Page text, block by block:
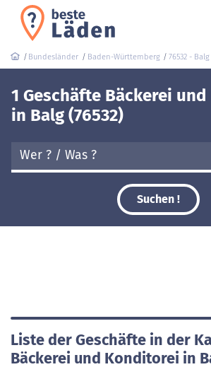
Bundesländer Baden-Württemberg 76532 - Balg
1 Geschäfte Bäckerei
in Balg (76532)
Suchen !
Liste der Geschäfte in der
Bäckerei und Konditorei in